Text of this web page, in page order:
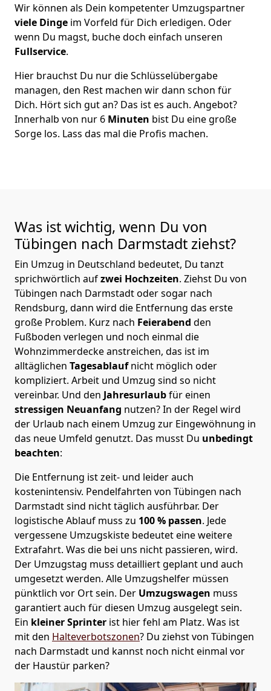
Wir können als Dein kompetenter Umzugspartner
viele Dinge im Vorfeld für Dich erledigen. Oder
wenn Du magst, buche doch einfach unseren
Fullservice.
Hier brauchst Du nur die Schlüsselübergabe
managen, den Rest machen wir dann schon für
Dich. Hört sich gut an? Das ist es auch. Angebot?
Innerhalb von nur 6 Minuten bist Du eine große
Sorge los. Lass das mal die Profis machen.
Was ist wichtig, wenn Du von
Tübingen nach Darmstadt ziehst?
Ein Umzug in Deutschland bedeutet, Du tanzt
sprichwörtlich aufzwei Hochzeiten. Ziehst Du von
Tübingen nach Darmstadt oder sogar nach
Rendsburg, dann wird die Entfernung das erste
große Problem. Kurz nach Feierabend den
Fußboden verlegen und noch einmal die
Wohnzimmerdecke anstreichen, das ist im
alltäglichen Tagesablaufnicht möglich oder
kompliziert. Arbeit und Umzug sind so nicht
vereinbar. Und den Jahresurlaubfür einen
stressigen Neuanfang nutzen? In der Regel wird
der Urlaub nach einem Umzug zur Eingewöhnung in
das neue Umfeld genutzt. Das musst Du unbedingt
beachten:
Die Entfernung ist zeit- und leider auch
kostenintensiv. Pendelfahrten von Tübingen nach
Darmstadt sind nicht täglich ausführbar. Der
logistische Ablauf muss zu 100 % passen. Jede
vergessene Umzugskiste bedeutet eine weitere
Extrafahrt. Was die bei uns nicht passieren, wird.
Der Umzugstag muss detailliert geplant und auch
umgesetzt werden. Alle Umzugshelfer müssen
pünktlich vor Ort sein. Der Umzugswagen muss
garantiert auch für diesen Umzug ausgelegt sein.
Ein kleiner Sprinter ist hier fehl am Platz. Was ist
mit den Halteverbotszonen? Du ziehst von Tübingen
nach Darmstadt und kannst noch nicht einmal vor
der Haustür parken?